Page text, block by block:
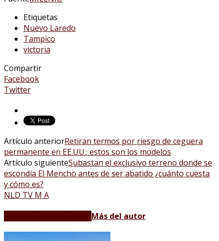
Etiquetas
Nuevo Laredo
Tampico
victoria
Compartir
Facebook
Twitter
Artículo anteriorRetiran termos por riesgo de ceguera
permanente en EE.UU.: estos son los modelos
Artículo siguienteSubastan el exclusivo terreno donde se
escondía El Mencho antes de ser abatido ¿cuánto cuesta
y cómo es?
NLD TV M A
Más del autor